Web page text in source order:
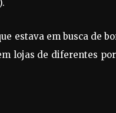
estava em busca de
lojas de diferentes